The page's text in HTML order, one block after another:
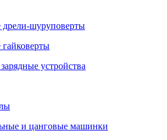
шуруповерты
устройства
и цанговые машинки